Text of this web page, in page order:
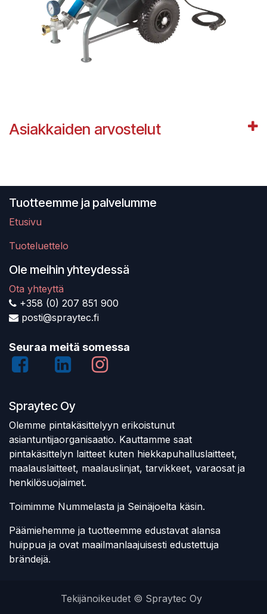
Asiakkaiden arvostelut
Tuotteemme ja palvelumme
Etusivu
Tuoteluettelo
Ole meihin yhteydessä
Ota yhteyttä
+358 (0) 207 851 900
posti@spraytec.fi
Seuraa meitä somessa
Spraytec Oy
Olemme pintakäsittelyyn erikoistunut
asiantuntijaorganisaatio. Kauttamme saat
pintakäsittelyn laitteet kuten hiekkapuhalluslaitteet,
maalauslaitteet, maalauslinjat, tarvikkeet, varaosat ja
henkilösuojaimet.
Toimimme Nummelasta ja Seinäjoelta käsin.
Päämiehemme ja tuotteemme edustavat alansa
huippua ja ovat maailmanlaajuisesti edustettuja
brändejä.
Tekijänoikeudet © Spraytec Oy